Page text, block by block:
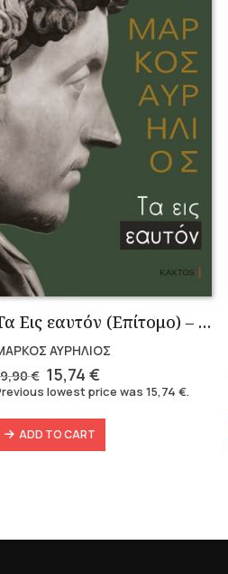
Τα Εις εαυτόν (Επίτομο) – Μάρκος Αυρήλιος
ΑΥΡΗΛΙΟΣ
€ Original
price
19,90 €.
15,74 €Current
price
15,74 €.
lowest price was 15,74 €.
ADD TO CART